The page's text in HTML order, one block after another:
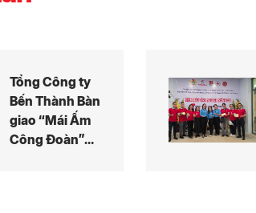
Tổng Công ty
Bến Thành Bàn
giao “Mái Ấm
Công Đoàn”